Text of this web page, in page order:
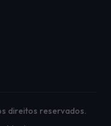
direitos reservados.